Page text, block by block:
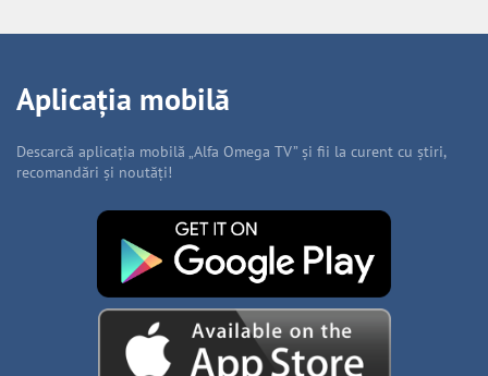
Aplicația mobilă
Descarcă aplicația mobilă „Alfa Omega TV” și fii la curent cu știri,
recomandări și noutăți!